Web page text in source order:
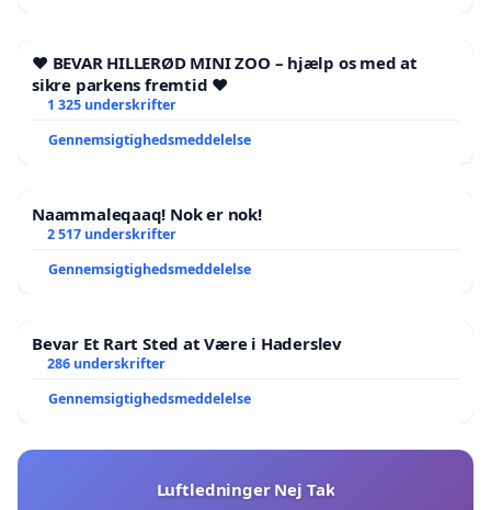
❤️ BEVAR HILLERØD MINI ZOO – hjælp os med at
sikre parkens fremtid ❤️
1 325 underskrifter
Gennemsigtighedsmeddelelse
Naammaleqaaq! Nok er nok!
2 517 underskrifter
Gennemsigtighedsmeddelelse
Bevar Et Rart Sted at Være i Haderslev
286 underskrifter
Gennemsigtighedsmeddelelse
Luftledninger Nej Tak